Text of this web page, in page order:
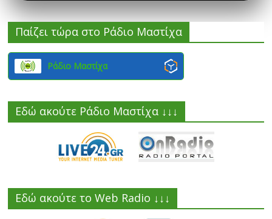
Παίζει τώρα στο Ράδιο Μαστίχα
Ράδιο Μαστίχα
Εδώ ακούτε Ράδιο Μαστίχα ↓↓↓
Εδώ ακούτε το Web Radio ↓↓↓